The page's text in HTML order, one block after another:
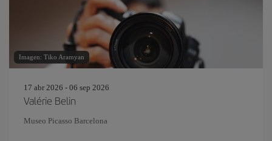
Imagen: Tiko Aramyan
17 abr 2026 - 06 sep 2026
Valérie Belin
Museo Picasso Barcelona